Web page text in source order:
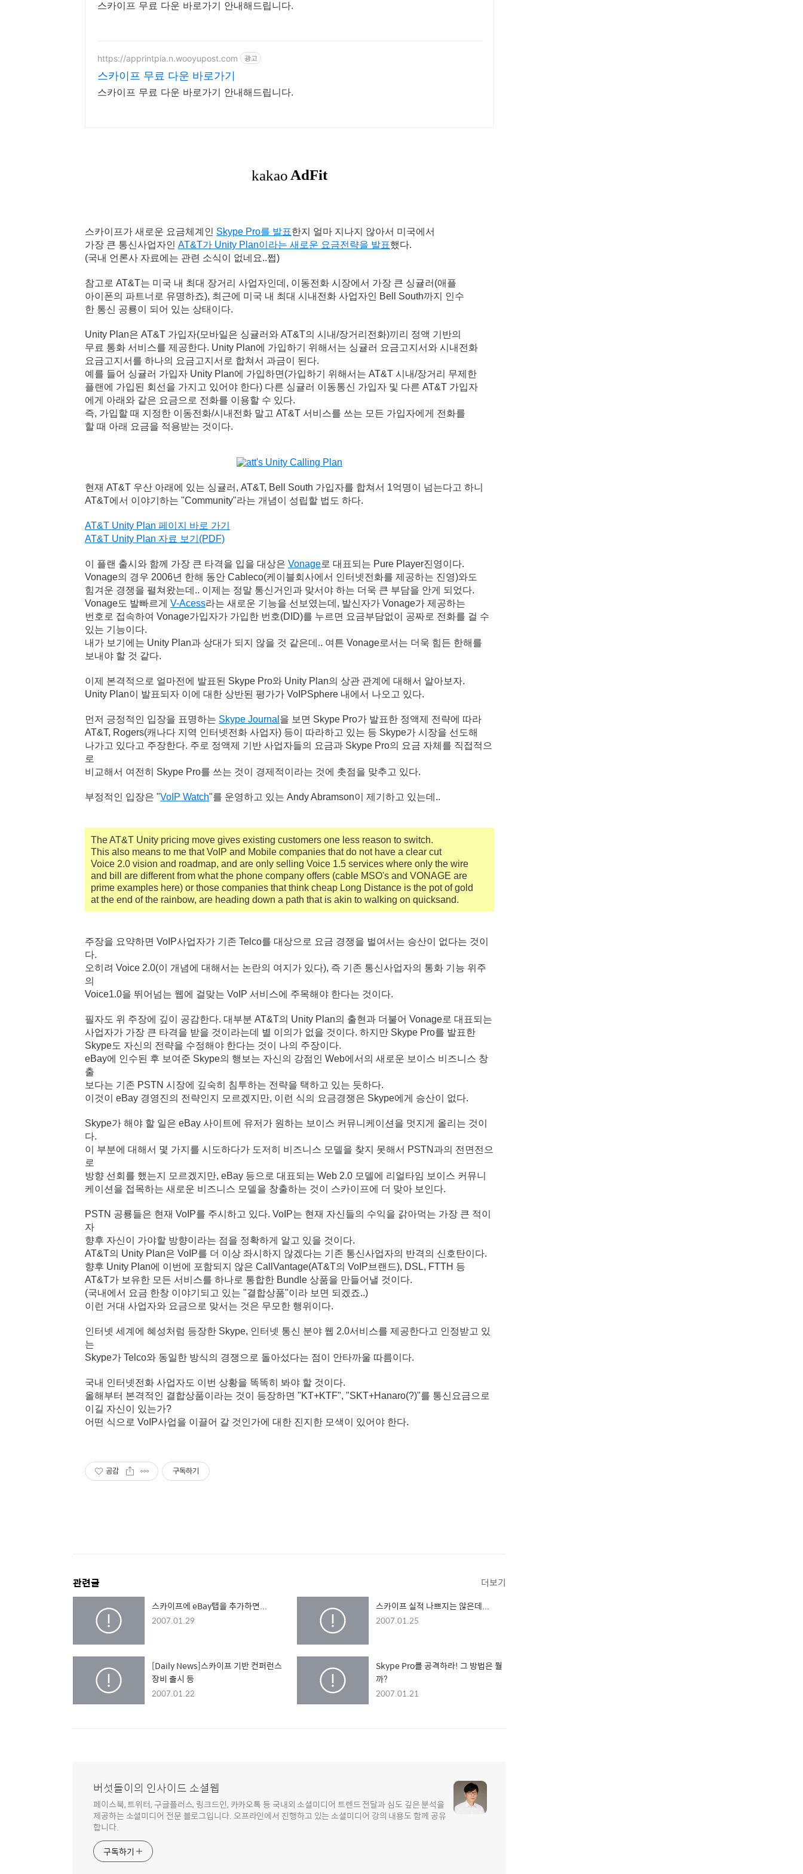
스카이프 무료 다운 바로가기 안내해드립니다.
https://apprintpia.n.wooyupost.com 광고
스카이프 무료 다운 바로가기
스카이프 무료 다운 바로가기 안내해드립니다.
스카이프가 새로운 요금체계인 Skype Pro를 발표한지 얼마 지나지 않아서 미국에서
가장 큰 통신사업자인 AT&T가 Unity Plan이라는 새로운 요금전략을 발표했다.
(국내 언론사 자료에는 관련 소식이 없네요..쩝)
참고로 AT&T는 미국 내 최대 장거리 사업자인데, 이동전화 시장에서 가장 큰 싱귤러(애플
아이폰의 파트너로 유명하죠), 최근에 미국 내 최대 시내전화 사업자인 Bell South까지 인수
한 통신 공룡이 되어 있는 상태이다.
Unity Plan은 AT&T 가입자(모바일은 싱귤러와 AT&T의 시내/장거리전화)끼리 정액 기반의
무료 통화 서비스를 제공한다. Unity Plan에 가입하기 위해서는 싱귤러 요금고지서와 시내전화
요금고지서를 하나의 요금고지서로 합쳐서 과금이 된다.
예를 들어 싱귤러 가입자 Unity Plan에 가입하면(가입하기 위해서는 AT&T 시내/장거리 무제한
플랜에 가입된 회선을 가지고 있어야 한다) 다른 싱귤러 이동통신 가입자 및 다른 AT&T 가입자
에게 아래와 같은 요금으로 전화를 이용할 수 있다.
즉, 가입할 때 지정한 이동전화/시내전화 말고 AT&T 서비스를 쓰는 모든 가입자에게 전화를
할 때 아래 요금을 적용받는 것이다.
현재 AT&T 우산 아래에 있는 싱귤러, AT&T, Bell South 가입자를 합쳐서 1억명이 넘는다고 하니
AT&T에서 이야기하는 "Community"라는 개념이 성립할 법도 하다.
AT&T Unity Plan 페이지 바로 가기
AT&T Unity Plan 자료 보기(PDF)
이 플랜 출시와 함께 가장 큰 타격을 입을 대상은 Vonage로 대표되는 Pure Player진영이다.
Vonage의 경우 2006년 한해 동안 Cableco(케이블회사에서 인터넷전화를 제공하는 진영)와도
힘겨운 경쟁을 펼쳐왔는데.. 이제는 정말 통신거인과 맞서야 하는 더욱 큰 부담을 안게 되었다.
Vonage도 발빠르게 V-Acess라는 새로운 기능을 선보였는데, 발신자가 Vonage가 제공하는
번호로 접속하여 Vonage가입자가 가입한 번호(DID)를 누르면 요금부담없이 공짜로 전화를 걸 수
있는 기능이다.
내가 보기에는 Unity Plan과 상대가 되지 않을 것 같은데.. 여튼 Vonage로서는 더욱 힘든 한해를
보내야 할 것 같다.
이제 본격적으로 얼마전에 발표된 Skype Pro와 Unity Plan의 상관 관계에 대해서 알아보자.
Unity Plan이 발표되자 이에 대한 상반된 평가가 VoIPSphere 내에서 나오고 있다.
먼저 긍정적인 입장을 표명하는 Skype Journal 을 보면 Skype Pro가 발표한 정액제 전략에 따라
AT&T, Rogers(캐나다 지역 인터넷전화 사업자) 등이 따라하고 있는 등 Skype가 시장을 선도해
나가고 있다고 주장한다. 주로 정액제 기반 사업자들의 요금과 Skype Pro의 요금 자체를 직접적으
로
비교해서 여전히 Skype Pro를 쓰는 것이 경제적이라는 것에 촛점을 맞추고 있다.
부정적인 입장은 "VoIP Watch"를 운영하고 있는 Andy Abramson이 제기하고 있는데..
The AT&T Unity pricing move gives existing customers one less reason to switch.
This also means to me that VoIP and Mobile companies that do not have a clear cut
Voice 2.0 vision and roadmap, and are only selling Voice 1.5 services where only the wire
and bill are different from what the phone company offers (cable MSO's and VONAGE are
prime examples here) or those companies that think cheap Long Distance is the pot of gold
at the end of the rainbow, are heading down a path that is akin to walking on quicksand.
주장을 요약하면 VoIP사업자가 기존 Telco를 대상으로 요금 경쟁을 벌여서는 승산이 없다는 것이
다.
오히려 Voice 2.0(이 개념에 대해서는 논란의 여지가 있다), 즉 기존 통신사업자의 통화 기능 위주
의
Voice1.0을 뛰어넘는 웹에 걸맞는 VoIP 서비스에 주목해야 한다는 것이다.
필자도 위 주장에 깊이 공감한다. 대부분 AT&T의 Unity Plan의 출현과 더불어 Vonage로 대표되는
사업자가 가장 큰 타격을 받을 것이라는데 별 이의가 없을 것이다. 하지만 Skype Pro를 발표한
Skype도 자신의 전략을 수정해야 한다는 것이 나의 주장이다.
eBay에 인수된 후 보여준 Skype의 행보는 자신의 강점인 Web에서의 새로운 보이스 비즈니스 창
출
보다는 기존 PSTN 시장에 깊숙히 침투하는 전략을 택하고 있는 듯하다.
이것이 eBay 경영진의 전략인지 모르겠지만, 이런 식의 요금경쟁은 Skype에게 승산이 없다.
Skype가 해야 할 일은 eBay 사이트에 유저가 원하는 보이스 커뮤니케이션을 멋지게 올리는 것이
다.
이 부분에 대해서 몇 가지를 시도하다가 도저히 비즈니스 모델을 찾지 못해서 PSTN과의 전면전으
로
방향 선회를 했는지 모르겠지만, eBay 등으로 대표되는 Web 2.0 모델에 리얼타임 보이스 커뮤니
케이션을 접목하는 새로운 비즈니스 모델을 창출하는 것이 스카이프에 더 맞아 보인다.
PSTN 공룡들은 현재 VoIP를 주시하고 있다. VoIP는 현재 자신들의 수익을 갉아먹는 가장 큰 적이
자
향후 자신이 가야할 방향이라는 점을 정확하게 알고 있을 것이다.
AT&T의 Unity Plan은 VoIP를 더 이상 좌시하지 않겠다는 기존 통신사업자의 반격의 신호탄이다.
향후 Unity Plan에 이번에 포함되지 않은 CallVantage(AT&T의 VoIP브랜드), DSL, FTTH 등
AT&T가 보유한 모든 서비스를 하나로 통합한 Bundle 상품을 만들어낼 것이다.
(국내에서 요금 한창 이야기되고 있는 "결합상품"이라 보면 되겠죠..)
이런 거대 사업자와 요금으로 맞서는 것은 무모한 행위이다.
인터넷 세계에 혜성처럼 등장한 Skype, 인터넷 통신 분야 웹 2.0서비스를 제공한다고 인정받고 있
는
Skype가 Telco와 동일한 방식의 경쟁으로 돌아섰다는 점이 안타까울 따름이다.
국내 인터넷전화 사업자도 이번 상황을 똑똑히 봐야 할 것이다.
올해부터 본격적인 결합상품이라는 것이 등장하면 "KT+KTF", "SKT+Hanaro(?)"를 통신요금으로
이길 자신이 있는가?
어떤 식으로 VoIP사업을 이끌어 갈 것인가에 대한 진지한 모색이 있어야 한다.
공감 구독하기
관련글 더보기
스카이프에 eBay탭을 추가하면...
2007.01.29
스카이프 실적 나쁘지는 않은데...
2007.01.25
[Daily News]스카이프 기반 컨퍼런스
장비 출시 등
2007.01.22
Skype Pro를 공격하라! 그 방법은 뭘
까?
2007.01.21
버섯돌이의 인사이드 소셜웹
페이스북, 트위터, 구글플러스, 링크드인, 카카오톡 등 국내외 소셜미디어 트렌드 전달과 심도 깊은 분석을
제공하는 소셜미디어 전문 블로그입니다. 오프라인에서 진행하고 있는 소셜미디어 강의 내용도 함께 공유
합니다.
구독하기